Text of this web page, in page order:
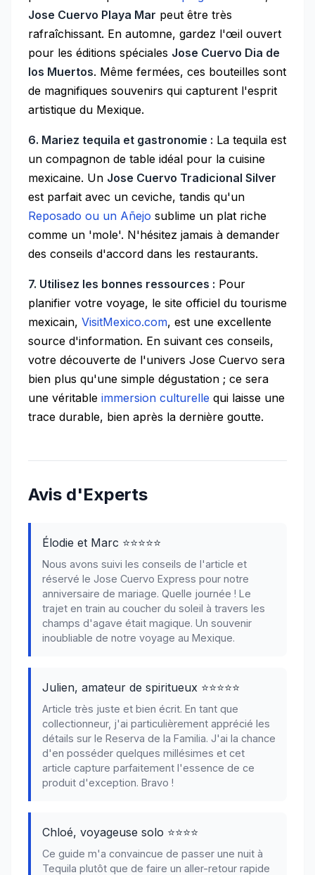
Jose Cuervo Playa Mar peut être très
rafraîchissant. En automne, gardez l'œil ouvert
pour les éditions spéciales Jose Cuervo Dia de
los Muertos. Même fermées, ces bouteilles sont
de magnifiques souvenirs qui capturent l'esprit
artistique du Mexique.
6. Mariez tequila et gastronomie : La tequila est
un compagnon de table idéal pour la cuisine
mexicaine. Un Jose Cuervo Tradicional Silver
est parfait avec un ceviche, tandis qu'un
Reposado ou un Añejo sublime un plat riche
comme un 'mole'. N'hésitez jamais à demander
des conseils d'accord dans les restaurants.
7. Utilisez les bonnes ressources : Pour
planifier votre voyage, le site officiel du tourisme
mexicain, VisitMexico.com, est une excellente
source d'information. En suivant ces conseils,
votre découverte de l'univers Jose Cuervo sera
bien plus qu'une simple dégustation ; ce sera
une véritable immersion culturelle qui laisse une
trace durable, bien après la dernière goutte.
Avis d'Experts
Élodie et Marc ⭐⭐⭐⭐⭐
Nous avons suivi les conseils de l'article et
réservé le Jose Cuervo Express pour notre
anniversaire de mariage. Quelle journée ! Le
trajet en train au coucher du soleil à travers les
champs d'agave était magique. Un souvenir
inoubliable de notre voyage au Mexique.
Julien, amateur de spiritueux ⭐⭐⭐⭐⭐
Article très juste et bien écrit. En tant que
collectionneur, j'ai particulièrement apprécié les
détails sur le Reserva de la Familia. J'ai la chance
d'en posséder quelques millésimes et cet
article capture parfaitement l'essence de ce
produit d'exception. Bravo !
Chloé, voyageuse solo ⭐⭐⭐⭐
Ce guide m'a convaincue de passer une nuit à
Tequila plutôt que de faire un aller-retour rapide